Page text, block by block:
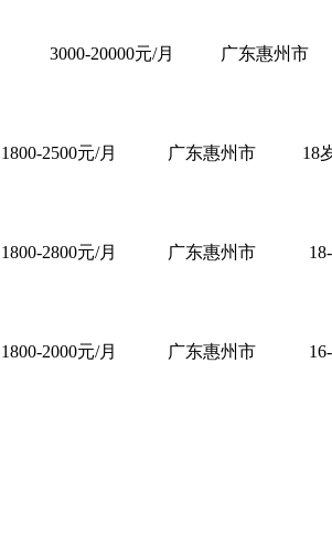
3000-20000元/月 广东惠州市
1800-2500元/月 广东惠州市 18
1800-2800元/月 广东惠州市
1800-2000元/月 广东惠州市